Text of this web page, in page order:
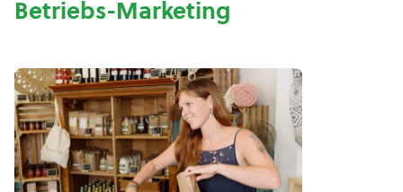
Betriebs-Marketing